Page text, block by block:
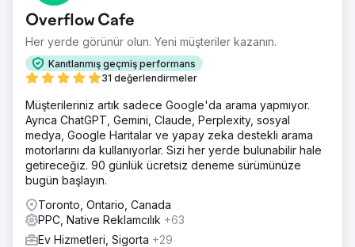
tarafından sunulan özellikle çevrimiçi derece
seçeneklerinin çoğalması nedeniyle son yıllarda önemli
ölçüde yoğunlaştı.
Çözüm
Hedef kitleyle alakalı hedeflenen anahtar kelimeler
arama motorlarındaki görünürlüğü artırarak, hedef kitleleri
için tasarlanmış kişiselleştirilmiş bir strateji uyguladık.
Sonuç
- Genel potansiyel müşteri sayısı %135 arttı - Organik
potansiyel müşteri sayısı %38 arttı - Ücretli potansiyel
Ajans sayfasına git
Overflow Cafe
Her yerde görünür olun. Yeni müşteriler kazanın.
Kanıtlanmış geçmiş performans
31 değerlendirmeler
Müşterileriniz artık sadece Google'da arama yapmıyor.
Ayrıca ChatGPT, Gemini, Claude, Perplexity, sosyal
medya, Google Haritalar ve yapay zeka destekli arama
motorlarını da kullanıyorlar. Sizi her yerde bulunabilir hale
getireceğiz. 90 günlük ücretsiz deneme sürümünüze
bugün başlayın.
Toronto, Ontario, Canada
PPC, Native Reklamcılık +63
Ev Hizmetleri, Sigorta +29